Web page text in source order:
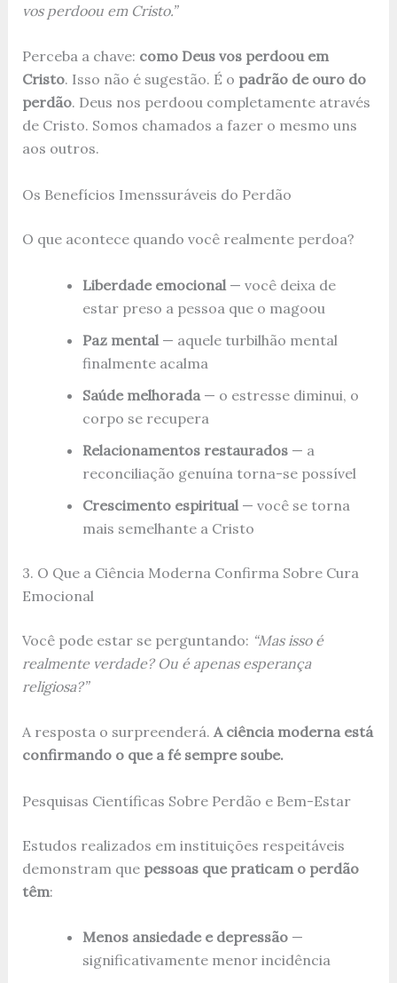
vos perdoou em Cristo.”
Perceba a chave: como Deus vos perdoou em
Cristo. Isso não é sugestão. É o padrão de ouro do
perdão. Deus nos perdoou completamente através
de Cristo. Somos chamados a fazer o mesmo uns
aos outros.
Os Benefícios Imenssuráveis do Perdão
O que acontece quando você realmente perdoa?
Liberdade emocional— você deixa de
estar preso a pessoa que o magoou
Paz mental— aquele turbilhão mental
finalmente acalma
Saúde melhorada— o estresse diminui, o
corpo se recupera
Relacionamentos restaurados— a
reconciliação genuína torna-se possível
Crescimento espiritual— você se torna
mais semelhante a Cristo
3. O Que a Ciência Moderna Confirma Sobre Cura
Emocional
Você pode estar se perguntando: “Mas isso é
realmente verdade? Ou é apenas esperança
religiosa?”
A resposta o surpreenderá. A ciência moderna está
confirmando o que a fé sempre soube.
Pesquisas Científicas Sobre Perdão e Bem-Estar
Estudos realizados em instituições respeitáveis
demonstram que pessoas que praticam o perdão
têm:
Menos ansiedade e depressão—
significativamente menor incidência